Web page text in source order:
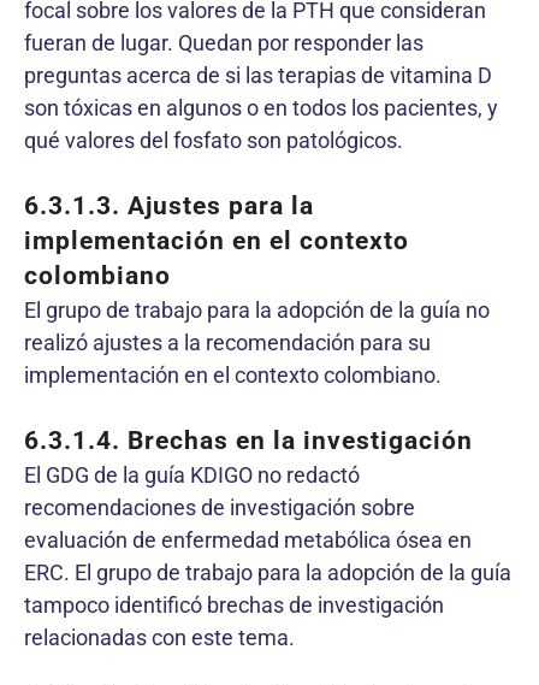
focal sobre los valores de la PTH que consideran
fueran de lugar. Quedan por responder las
preguntas acerca de si las terapias de vitamina D
son tóxicas en algunos o en todos los pacientes, y
qué valores del fosfato son patológicos.
6.3.1.3. Ajustes para la
implementación en el contexto
colombiano
El grupo de trabajo para la adopción de la guía no
realizó ajustes a la recomendación para su
implementación en el contexto colombiano.
6.3.1.4. Brechas en la investigación
El GDG de la guía KDIGO no redactó
recomendaciones de investigación sobre
evaluación de enfermedad metabólica ósea en
ERC. El grupo de trabajo para la adopción de la guía
tampoco identificó brechas de investigación
relacionadas con este tema.